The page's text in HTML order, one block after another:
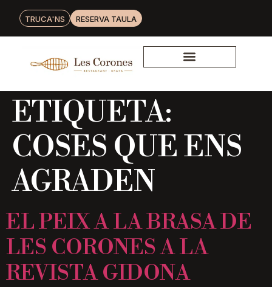
TRUCA'NS RESERVA TAULA
ETIQUETA:
COSES QUE ENS
AGRADEN
EL PEIX A LA BRASA DE
LES CORONES A LA
REVISTA GIDONA